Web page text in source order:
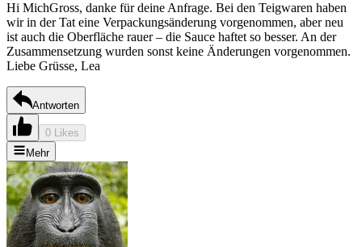
Hi MichGross, danke für deine Anfrage. Bei den Teigwaren haben
wir in der Tat eine Verpackungsänderung vorgenommen, aber neu
ist auch die Oberfläche rauer – die Sauce haftet so besser. An der
Zusammensetzung wurden sonst keine Änderungen vorgenommen.
Liebe Grüsse, Lea
Antworten
0 Likes
Mehr